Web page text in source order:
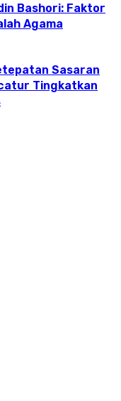
Bashori: Faktor
Agama
Sasaran
Tingkatkan